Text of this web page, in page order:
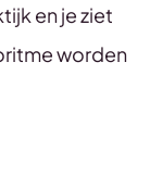
en je ziet
worden